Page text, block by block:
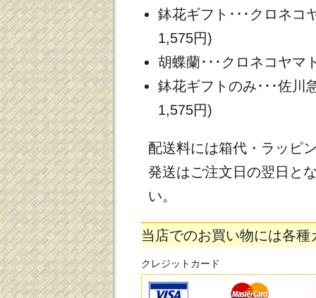
鉢花ギフト･･･クロネコ
1,575円)
胡蝶蘭･･･クロネコヤマ
鉢花ギフトのみ･･･佐川
1,575円)
配送料には箱代・ラッピ
発送はご注文日の翌日と
い。
当店でのお買い物には各
クレジットカード